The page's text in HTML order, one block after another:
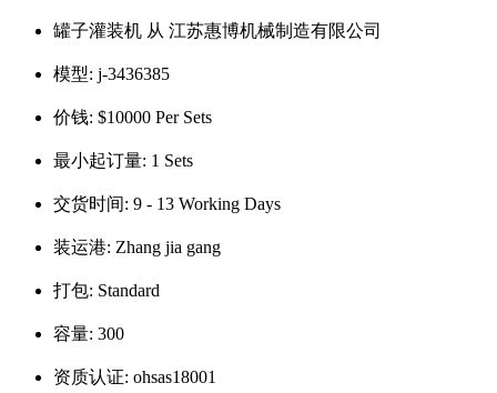
罐子灌装机 从 江苏惠博机械制造有限公司
模型: j-3436385
价钱: $10000 Per Sets
最小起订量: 1 Sets
交货时间: 9 - 13 Working Days
装运港: Zhang jia gang
打包: Standard
容量: 300
资质认证: ohsas18001